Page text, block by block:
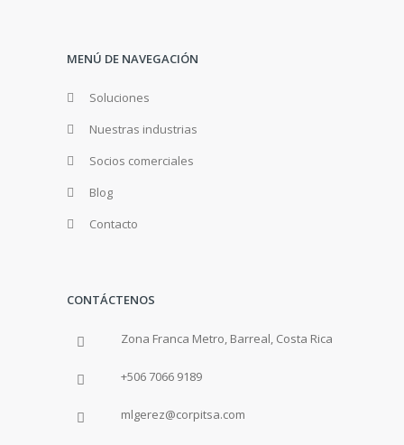
MENÚ DE NAVEGACIÓN
Soluciones
Nuestras industrias
Socios comerciales
Blog
Contacto
CONTÁCTENOS
Zona Franca Metro, Barreal, Costa Rica
+506 7066 9189
mlgerez@corpitsa.com